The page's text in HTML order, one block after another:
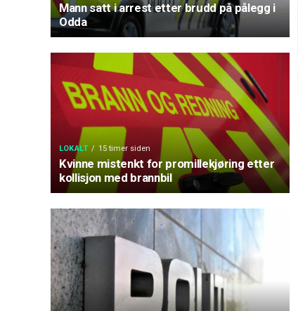
Mann satt i arrest etter brudd på pålegg i
Odda
LOKALT 15 timer siden
Kvinne mistenkt for promillekjøring etter
kollisjon med brannbil